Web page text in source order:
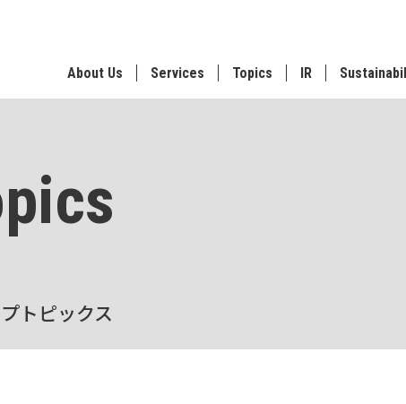
About Us
Services Topics IR
トピックス